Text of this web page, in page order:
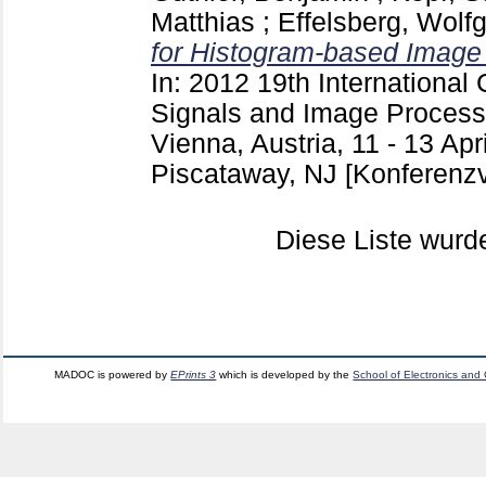
Matthias ; Effelsberg,
for Histogram-based
In: 2012 19th International
Signals and Image
Vienna, Austria, 11 - 13
Piscataway, NJ
Diese Liste
MADOC is powered byEPrints 3 which is developed by theSchool of Electronics and